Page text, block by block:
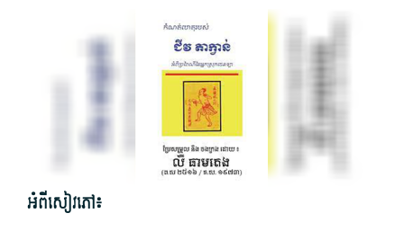
អំពី​សៀវភៅ៖